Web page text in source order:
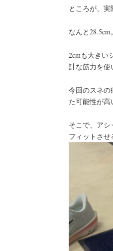
ところが、
なんと28.5cm。
2cmも大きい
計な筋力を使
今回のスネの
た可能性が高
そこで、アシ
フィットさせ